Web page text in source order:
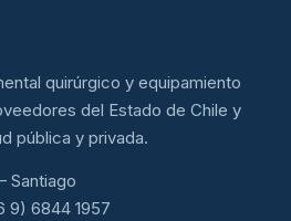
quirúrgico y equipamiento
del Estado de Chile y
pública y privada.
Santiago
9) 6844 1957